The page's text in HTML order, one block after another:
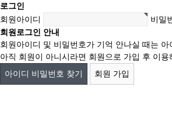
로그인
회원아이디
비밀
회원로그인 안내
회원아이디 및 비밀번호가 기억 안나실 때는
아직 회원이 아니시라면 회원으로 가입 후 이용
아이디 비밀번호 찾기
회원 가입